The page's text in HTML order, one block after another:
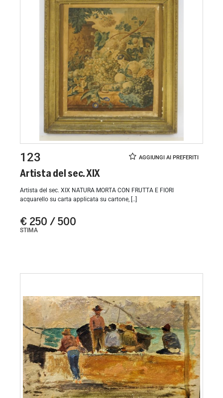
123
Artista del sec. XIX
Artista del sec. XIX NATURA MORTA CON FRUTTA E FIORI
acquarello su carta applicata su cartone, [..]
€ 250 / 500
STIMA